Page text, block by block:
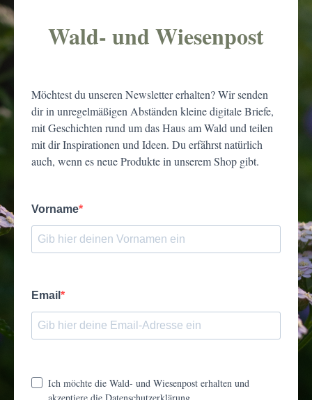
Wald- und Wiesenpost
Möchtest du unseren Newsletter erhalten? Wir senden
dir in unregelmäßigen Abständen kleine digitale Briefe,
mit Geschichten rund um das Haus am Wald und teilen
mit dir Inspirationen und Ideen. Du erfährst natürlich
auch, wenn es neue Produkte in unserem Shop gibt.
Vorname
Email
Ich möchte die Wald- und Wiesenpost erhalten und